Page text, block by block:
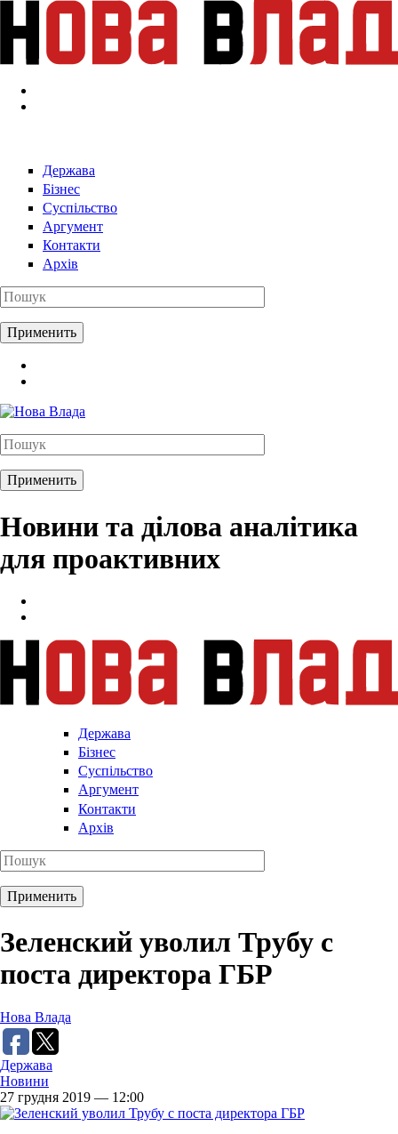
Перейти к основному содержанию
Держава
Бізнес
Суспільство
Аргумент
Контакти
Архів
Новини та ділова аналітика
для проактивних
Держава
Бізнес
Суспільство
Аргумент
Контакти
Архів
Зеленский уволил Трубу с
поста директора ГБР
Нова Влада
Держава
Новини
27 грудня 2019 — 12:00